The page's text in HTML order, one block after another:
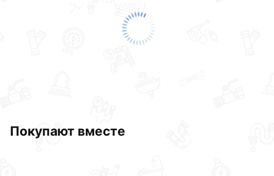
купленного товарa в течение 30 дней (наличие чека
Покупают вместе